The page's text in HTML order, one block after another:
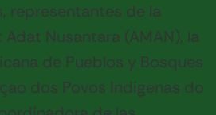
representantes de la
Nusantara (AMAN), la
de Pueblos y Bosques
dos Povos Indigenas do